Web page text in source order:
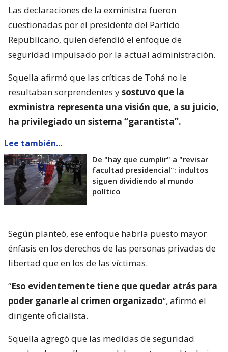
Las declaraciones de la exministra fueron
cuestionadas por el presidente del Partido
Republicano, quien defendió el enfoque de
seguridad impulsado por la actual administración.
Squella afirmó que las críticas de Tohá no le
resultaban sorprendentes ysostuvo que la
exministra representa una visión que, a su juicio,
ha privilegiado un sistema “garantista”.
Lee también...
De "hay que cumplir" a "revisar
facultad presidencial": indultos
siguen dividiendo al mundo
político
Según planteó, ese enfoque habría puesto mayor
énfasis en los derechos de las personas privadas de
libertad que en los de las víctimas.
“Eso evidentemente tiene que quedar atrás para
poder ganarle al crimen organizado“, afirmó el
dirigente oficialista.
Squella agregó que las medidas de seguridad